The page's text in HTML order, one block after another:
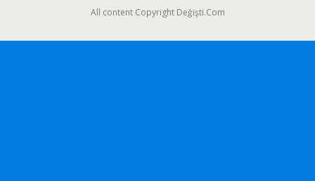
All content Copyright Değişti.Com